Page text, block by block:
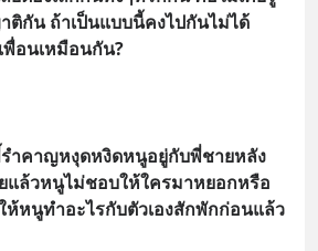
ติกัน ถ้าเป็นแบบนี้คงไปกันไม่ได้
พื่อนเหมือนกัน?
ำคาญหงุดหงิดหนูอยู่กับพี่ชายหลัง
แล้วหนูไม่ชอบให้ใครมาหยอกหรือ
ห้หนูทำอะไรกับตัวเองสักพักก่อนแล้ว